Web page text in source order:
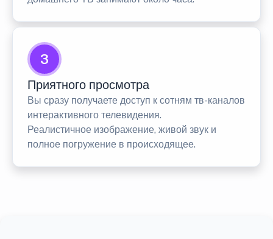
3
Приятного просмотра
Вы сразу получаете доступ к сотням тв-каналов
интерактивного телевидения.
Реалистичное изображение, живой звук и
полное погружение в происходящее.